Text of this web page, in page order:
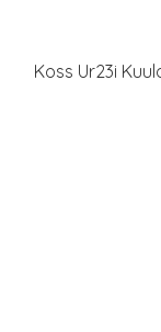
Koss Ur23i